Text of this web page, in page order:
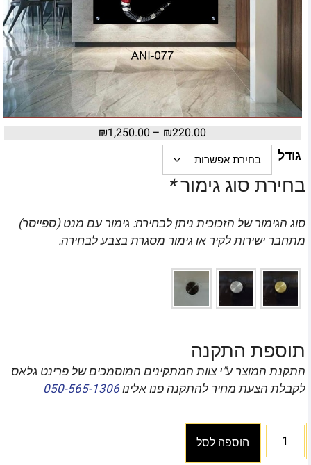
₪220.00
–
₪1,250.00
גודל
בחירת סוג גימור*
סוג הגימור של הזכוכית ניתן לבחירה: גימור עם מנט (ספייסר)
מתחבר ישירות לקיר או גימור מסגרת בצבע לבחירה.
תוספת התקנה
התקנת המוצר ע"י צוות המתקינים המוסמכים של פרינט גלאס
לקבלת הצעת מחיר להתקנה פנו אלינו050-565-1306
הוספה לסל